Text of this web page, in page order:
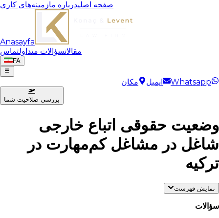
صفحه اصلیدرباره مازمینه‌های کاری
Anasayfa
مقالاتسؤالات متداولتماس
FA
Whatsapp ایمیل مکان
بررسی صلاحیت شما
وضعیت حقوقی اتباع خارجی
شاغل در مشاغل کم‌مهارت در
ترکیه
نمایش فهرست
سؤالات